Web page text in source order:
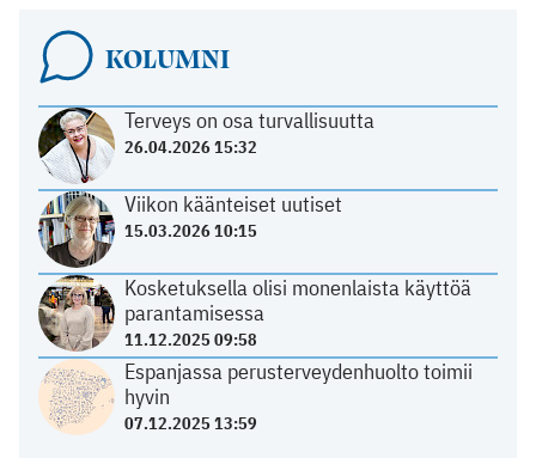
KOLUMNI
Terveys on osa turvallisuutta
26.04.2026 15:32
Viikon käänteiset uutiset
15.03.2026 10:15
Kosketuksella olisi monenlaista käyttöä
parantamisessa
11.12.2025 09:58
Espanjassa perusterveydenhuolto toimii
hyvin
07.12.2025 13:59